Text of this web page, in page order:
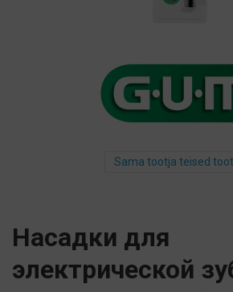
Sama tootja teised
Насадки для
электрической